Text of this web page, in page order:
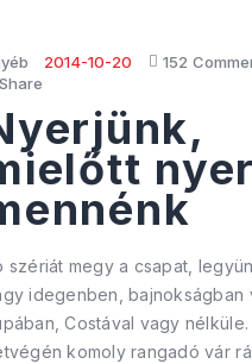
2014-10-20 152
Share
szériát megy a csapat,
idegenben, bajnokságban
Costával vagy nélküle.
komoly rangadó vár